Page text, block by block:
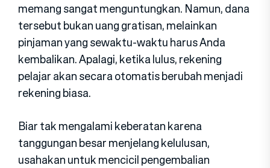
memang sangat menguntungkan. Namun, dana
tersebut bukan uang gratisan, melainkan
pinjaman yang sewaktu-waktu harus Anda
kembalikan. Apalagi, ketika lulus, rekening
pelajar akan secara otomatis berubah menjadi
rekening biasa.
Biar tak mengalami keberatan karena
tanggungan besar menjelang kelulusan,
usahakan untuk mencicil pengembalian